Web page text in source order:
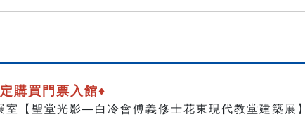
購買門票入館♦
【聖堂光影—白冷會傅義修士花東現代教堂建築展】